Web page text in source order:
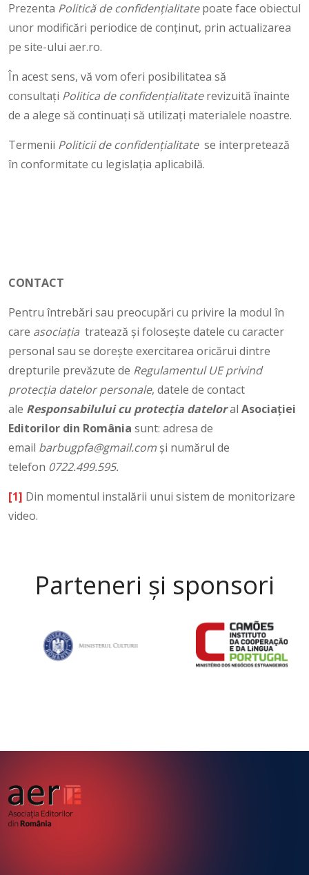
Prezenta Politică de confidențialitatepoate face obiectul
unor modificări periodice de conținut, prin actualizarea
pe site-ului aer.ro.
În acest sens, vă vom oferi posibilitatea să
consultați Politica de confidențialitaterevizuită înainte
de a alege să continuați să utilizați materialele noastre.
Termenii Politicii de confidențialitate se interpretează
în conformitate cu legislația aplicabilă.
CONTACT
Pentru întrebări sau preocupări cu privire la modul în
care asociația tratează și folosește datele cu caracter
personal sau se dorește exercitarea oricărui dintre
drepturile prevăzute de Regulamentul UE privind
protecția datelor personale, datele de contact
ale Responsabilului cu protecția dateloral Asociației
Editorilor din România sunt: adresa de
email barbugpfa@gmail.com și numărul de
telefon 0722.499.595.
[1] Din momentul instalării unui sistem de monitorizare
video.
Parteneri și sponsori